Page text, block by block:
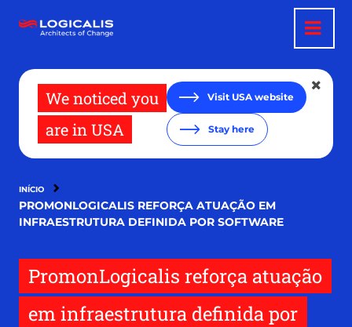
para
We noticed you
are in USA
Visit USA website
Stay here
INÍCIO
PROMONLOGICALIS REFORÇA ATUAÇÃO EM
INFRAESTRUTURA DEFINIDA POR SOFTWARE
PromonLogicalis reforça atuação
em infraestrutura definida por